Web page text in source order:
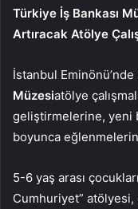
Türkiye İş Bankası
Artıracak Atölye
İstanbul
Müzesiatölye
geliştirmelerine, yeni
boyunca
5-6 yaş arası
Cumhuriyet” atölyesi,